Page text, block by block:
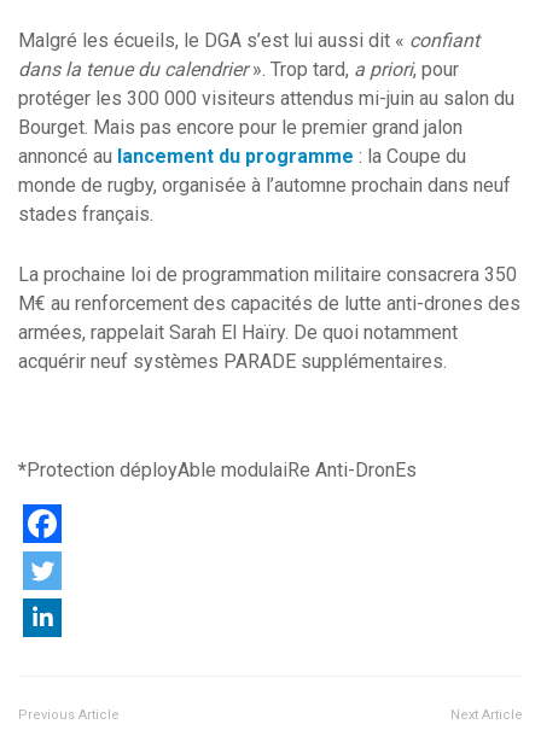
Malgré les écueils, le DGA s’est lui aussi dit « confiant
dans la tenue du calendrier». Trop tard, a priori, pour
protéger les 300 000 visiteurs attendus mi-juin au salon du
Bourget. Mais pas encore pour le premier grand jalon
annoncé au lancement du programme : la Coupe du
monde de rugby, organisée à l’automne prochain dans neuf
stades français.
La prochaine loi de programmation militaire consacrera 350
M€ au renforcement des capacités de lutte anti-drones des
armées, rappelait Sarah El Haïry. De quoi notamment
acquérir neuf systèmes PARADE supplémentaires.
*Protection déployAble modulaiRe Anti-DronEs
Previous Article Next Article